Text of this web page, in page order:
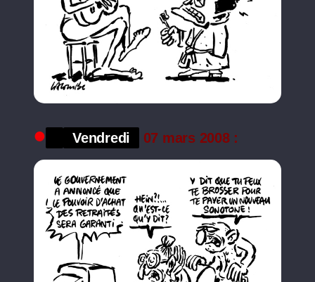
Vendredi 07 mars 2008 :